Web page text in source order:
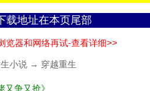
载地址在本页尾部
览器和网络再试-查看详细>>
小说 → 穿越重生
争又抢》